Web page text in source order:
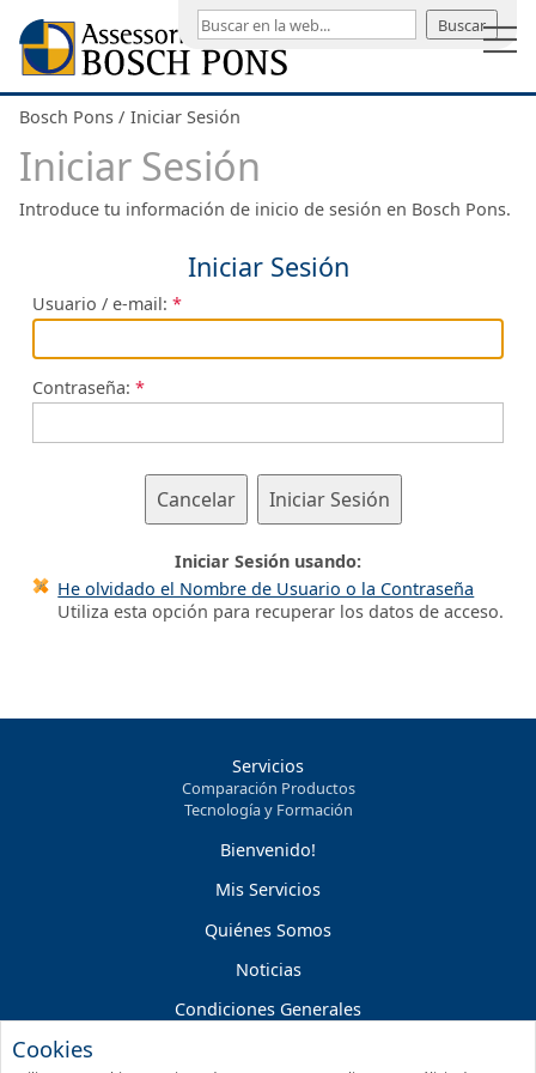
Cookies
Buscar
Bosch Pons Iniciar Sesión
Iniciar Sesión
Introduce tu información de inicio de sesión en Bosch Pons.
Iniciar Sesión
Usuario / e-mail:
Contraseña:
Cancelar Iniciar Sesión
Iniciar Sesión usando:
He olvidado el Nombre de Usuario o la Contraseña
Utiliza esta opción para recuperar los datos de acceso.
Servicios
Comparación Productos
Tecnología y Formación
Bienvenido!
Mis Servicios
Quiénes Somos
Noticias
Condiciones Generales